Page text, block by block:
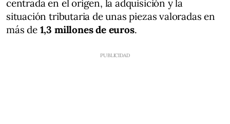
centrada en el origen, la adquisición y la
situación tributaria de unas piezas valoradas en
más de 1,3 millones de euros.